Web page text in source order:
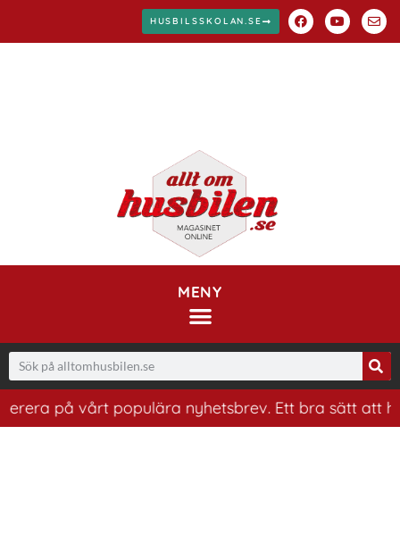
HUSBILSSKOLAN.SE
MENY
på vårt populära nyhetsbrev. Ett bra sätt att ha koll